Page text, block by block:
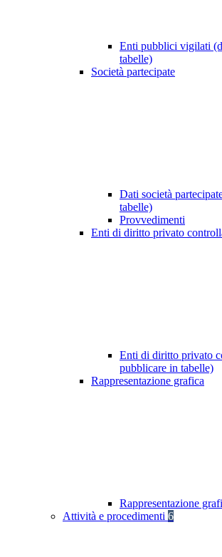
Enti pubblici vigilati
tabelle)
Società partecipate
Dati società
tabelle)
Provvedimenti
Enti di diritto privato
Enti di diritto privato
pubblicare in tabelle)
Rappresentazione grafica
Rappresentazione
Attività e procedimenti 6